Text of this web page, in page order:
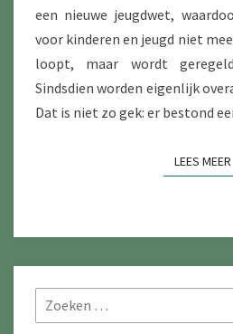
een nieuwe jeugdwet,
voor kinderen en jeugd niet
loopt, maar wordt
Sindsdien worden eigenlijk
Dat is niet zo gek: er bestond
LEES MEER
Zoeken
naar: